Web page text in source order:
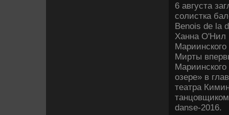
6 августа
солистка
Benois de la
Ханна О'Нил
Мирты
озере» в
театра
danse-2016.